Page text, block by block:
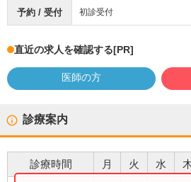
予約 / 受付 初診受付
直近の求人を確認する[PR]
医師の方
診療案内
診療時間 月 火 水